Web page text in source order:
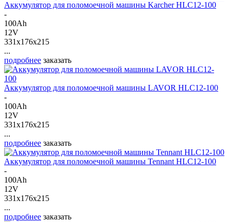
Аккумулятор для поломоечной машины Karcher HLC12-100
-
100Ah
12V
331x176x215
...
подробнее заказать
Аккумулятор для поломоечной машины LAVOR HLC12-100
-
100Ah
12V
331x176x215
...
подробнее заказать
Аккумулятор для поломоечной машины Tennant HLC12-100
-
100Ah
12V
331x176x215
...
подробнее заказать